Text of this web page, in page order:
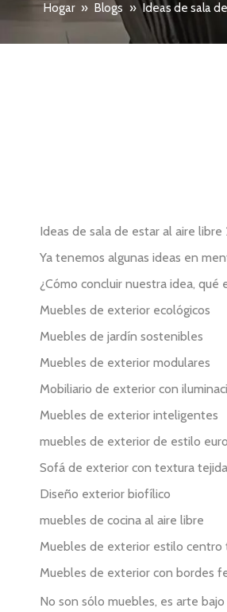
Hogar » Blogs » Ideas de sala
Ideas de sala de estar al aire
Ya tenemos algunas ideas en
¿Cómo concluir nuestra idea,
Muebles de exterior ecológicos
Muebles de jardín sostenibles
Muebles de exterior modulares
Mobiliario de exterior con
Muebles de exterior inteligentes
muebles de exterior de estilo
Sofá de exterior con textura tejida
Diseño exterior biofílico
muebles de cocina al aire libre
Muebles de exterior estilo centro
Muebles de exterior con bordes
No son sólo muebles, es arte bajo